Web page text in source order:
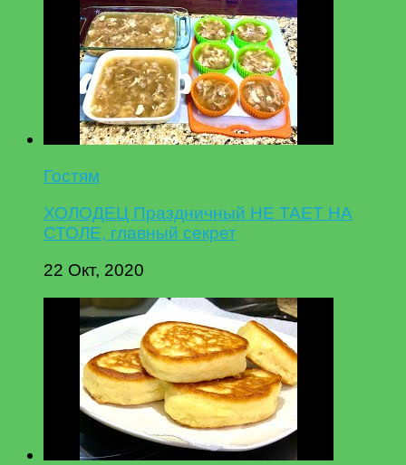
Гостям
ХОЛОДЕЦ Праздничный НЕ ТАЕТ НА
СТОЛЕ, главный секрет
22 Окт, 2020